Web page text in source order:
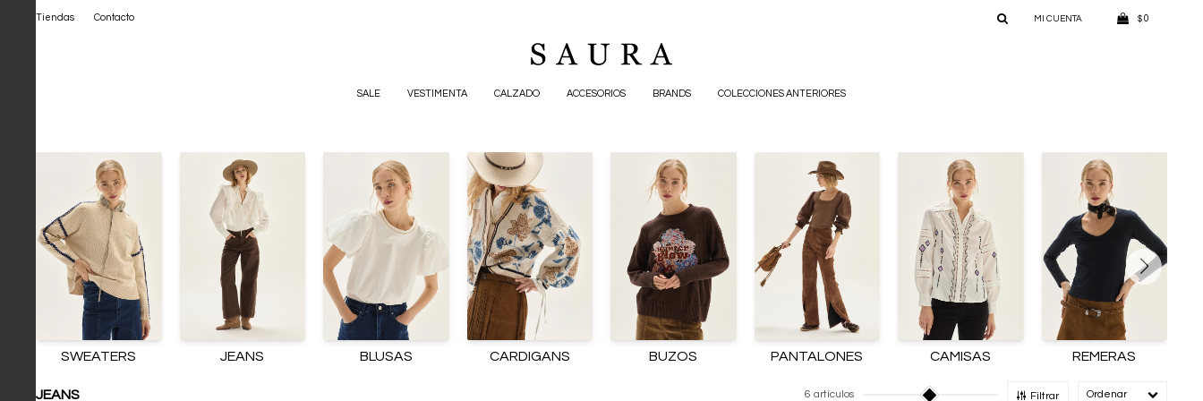
SALE VESTIMENTA CALZADO ACCESORIOS BRANDS COLECCIONES ANTERIORES
$ 0
Tiendas Contacto
SWEATERS JEANS BLUSAS CARDIGANS BUZOS PANTALONES CAMISAS REMERAS
JEANS 6 artículos Filtrar